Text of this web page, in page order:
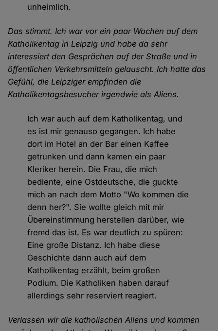
unheimlich.
Das stimmt. Ich war vor ein paar Wochen auf dem
Katholikentag in Leipzig und habe da sehr
interessiert den Gesprächen auf der Straße und in
öffentlichen Verkehrsmitteln gelauscht. Ich hatte das
Gefühl, die Leipziger empfinden die
Katholikentagsbesucher irgendwie als Aliens.
Ich war auch auf dem Katholikentag, und
es ist mir genauso gegangen. Ich habe
dort im Hotel an der Bar einen Kaffee
getrunken und dann kamen ein paar
Kleriker herein. Die Frau, die mich
bediente, eine Ostdeutsche, die guckte
mich an nach dem Motto "Wo kommen die
denn her?". Sie wollte gleich mit mir
Übereinstimmung herstellen darüber, wie
fremd das ist. Es war deutlich zu spüren:
Eine große Distanz. Ich habe diese
Geschichte dann auch auf dem
Katholikentag erzählt, beim großen
Podium. Die Katholiken haben darauf
allerdings sehr reserviert reagiert.
Verlassen wir die katholischen Aliens und kommen